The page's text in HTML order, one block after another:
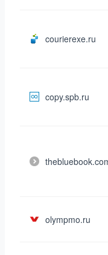
courierexe.ru
copy.spb.ru
olympmo.ru